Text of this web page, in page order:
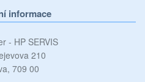
láhve
informace
- HP SERVIS
210
709 00